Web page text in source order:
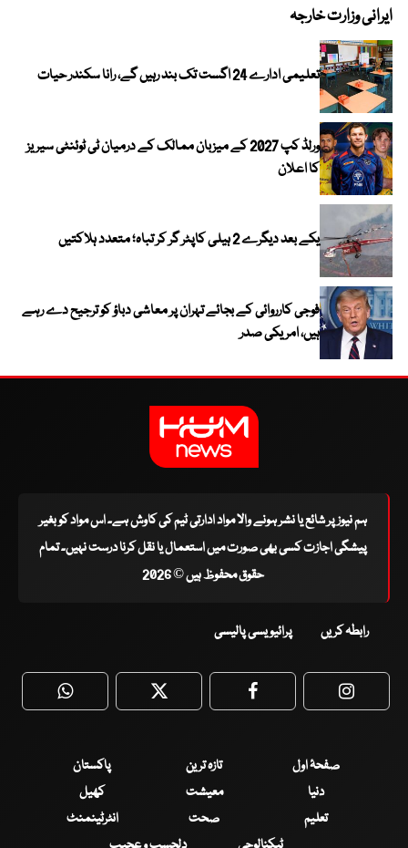
ایرانی وزارت خارجہ
تعلیمی ادارے 24 اگست تک بند رہیں گے، رانا سکندر حیات
ورلڈ کپ 2027 کے میزبان ممالک کے درمیان ٹی ٹوئنٹی سیریز
کا اعلان
یکے بعد دیگرے 2 ہیلی کاپٹر گر کر تباہ؛ متعدد ہلاکتیں
فوجی کارروائی کے بجائے تہران پر معاشی دباؤ کو ترجیح دے رہے
ہیں، امریکی صدر
ہم نیوز پر شائع یا نشر ہونے والا مواد ادارتی ٹیم کی کاوش ہے۔ اس مواد کو بغیر
پیشگی اجازت کسی بھی صورت میں استعمال یا نقل کرنا درست نہیں۔ تمام
حقوق محفوظ ہیں © 2026
رابطہ کریں پرائیویسی پالیسی
WhatsApp Twitter Facebook
صفحۂ اول تازہ ترین
پاکستان
دنیا
معیشت
کھیل
تعلیم
صحت
انٹرٹینمنٹ